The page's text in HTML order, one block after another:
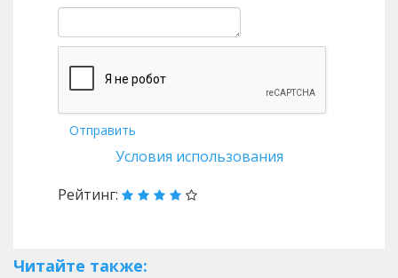
Отправить
Условия использования
Рейтинг:
Читайте также: